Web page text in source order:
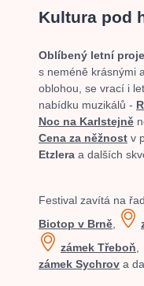
Kultura pod
Oblíbený letní
s neméně krásnými
oblohou, se vrací i
nabídku muzikálů -
Noc na Karlstejně
Cena za něžnost v
Etzlera a dalších
Festival zavítá na
Biotop v Brně,
zámek Třeboň,
zámek Sychrov a